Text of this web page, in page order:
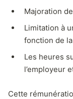
Majoration
Limitation à
fonction de
Les heures
l’employeur
Cette